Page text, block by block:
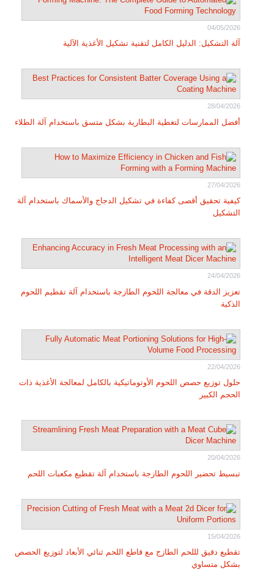
04/05/2026
آلة التشكيل: الدليل الكامل لتقنية تشكيل الأغذية الآلية
28/04/2026
أفضل الممارسات لتغطية البطارية بشكل متسق باستخدام آلة الطلاء
27/04/2026
كيفية تحقيق أقصى كفاءة في تشكيل الدجاج والأسماك باستخدام آلة
التشكيل
24/04/2026
تعزيز الدقة في معالجة اللحوم الطازجة باستخدام آلة تقطيم اللحوم
الذكية
22/04/2026
حلول توزيع حصص اللحوم الأوتوماتيكية بالكامل لمعالجة الأغذية ذات
الحجم الكبير
20/04/2026
تبسيط تحضير اللحوم الطازجة باستخدام آلة تقطيع مكعبات اللحم
15/04/2026
تقطيع دقيق لللحم الطازج مع قاطع اللحم ثنائي الأبعاد لتوزيع الحصص
بشكل متساوي